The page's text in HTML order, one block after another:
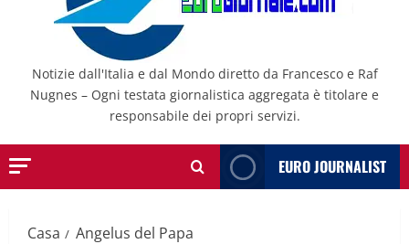
Notizie dall'Italia e dal Mondo diretto da Francesco e Raf
Nugnes – Ogni testata giornalistica aggregata è titolare e
responsabile dei propri servizi.
EURO JOURNALIST
Casa Angelus del Papa